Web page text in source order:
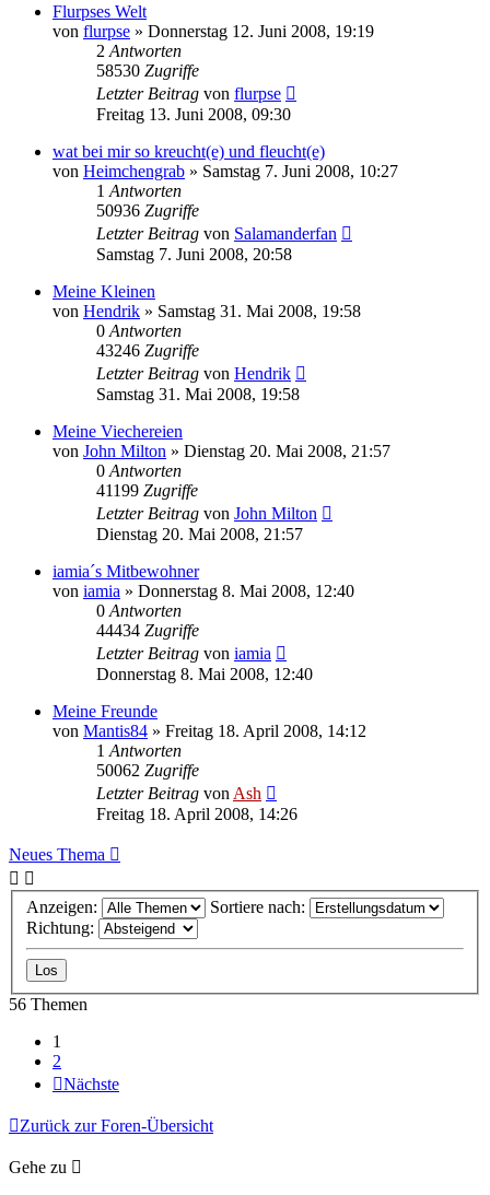
Flurpses Welt
von flurpse » Donnerstag 12. Juni 2008, 19:19
2 Antworten
58530 Zugriffe
Letzter Beitrag von flurpse
Freitag 13. Juni 2008, 09:30
wat bei mir so kreucht(e) und fleucht(e)
von Heimchengrab » Samstag 7. Juni 2008, 10:27
1 Antworten
50936 Zugriffe
Letzter Beitrag von Salamanderfan
Samstag 7. Juni 2008, 20:58
Meine Kleinen
von Hendrik » Samstag 31. Mai 2008, 19:58
0 Antworten
43246 Zugriffe
Letzter Beitrag von Hendrik
Samstag 31. Mai 2008, 19:58
Meine Viechereien
von John Milton » Dienstag 20. Mai 2008, 21:57
0 Antworten
41199 Zugriffe
Letzter Beitrag von John Milton
Dienstag 20. Mai 2008, 21:57
iamia´s Mitbewohner
von iamia » Donnerstag 8. Mai 2008, 12:40
0 Antworten
44434 Zugriffe
Letzter Beitrag von iamia
Donnerstag 8. Mai 2008, 12:40
Meine Freunde
von Mantis84 » Freitag 18. April 2008, 14:12
1 Antworten
50062 Zugriffe
Letzter Beitrag von Ash
Freitag 18. April 2008, 14:26
Neues Thema
Anzeigen:
Sortiere nach:
Richtung:
56 Themen
1
2
Nächste
Zurück zur Foren-Übersicht
Gehe zu